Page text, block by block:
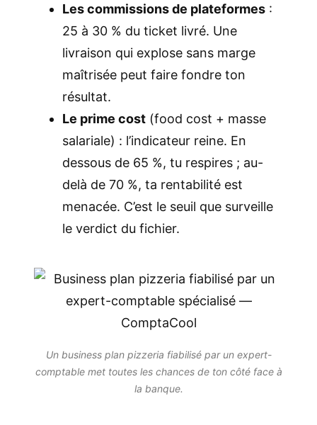
Les commissions de plateformes :
25 à 30 % du ticket livré. Une
livraison qui explose sans marge
maîtrisée peut faire fondre ton
résultat.
Le prime cost (food cost + masse
salariale) : l’indicateur reine. En
dessous de 65 %, tu respires ; au-
delà de 70 %, ta rentabilité est
menacée. C’est le seuil que surveille
le verdict du fichier.
Un business plan pizzeria fiabilisé par un expert-
comptable met toutes les chances de ton côté face à
la banque.